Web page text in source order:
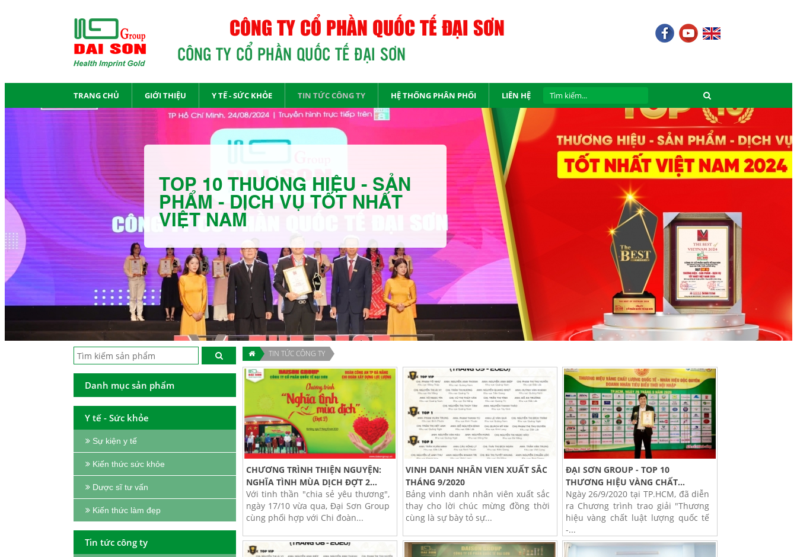
CÔNG TY CỔ PHẦN QUỐC TẾ ĐẠI SƠN
CÔNG TY CỔ PHẦN QUỐC TẾ ĐẠI SƠN
TRANG CHỦ GIỚI THIỆU Y TẾ - SỨC KHỎE TIN TỨC CÔNG TY HỆ THỐNG PHÂN PHỐI LIÊN HỆ
TOP 10 THƯƠNG HIỆU - SẢN
PHẨM - DỊCH VỤ TỐT NHẤT
VIỆT NAM
TIN TỨC CÔNG TY
CHƯƠNG TRÌNH THIỆN NGUYỆN:
NGHĨA TÌNH MÙA DỊCH ĐỢT 2...
Với tinh thần "chia sẻ yêu thương",
ngày 17/10 vừa qua, Đại Sơn Group
cùng phối hợp với Chi đoàn...
VINH DANH NHÂN VIEN XUẤT SẮC
THÁNG 9/2020
Bảng vinh danh nhân viên xuất sắc
thay cho lời chúc mừng đồng thời
cùng là sự bày tỏ sự...
ĐẠI SƠN GROUP - TOP 10
THƯƠNG HIỆU VÀNG CHẤT...
Ngày 26/9/2020 tại TP.HCM, đã diễn
ra Chương trình trao giải "Thương
hiệu vàng chất luật lượng quốc tế
-...
Danh mục sản phẩm
Y tế - Sức khỏe
Sự kiện y tế
Kiến thức sức khỏe
Dược sĩ tư vấn
Kiến thức làm đẹp
Tin tức công ty